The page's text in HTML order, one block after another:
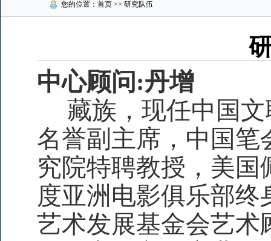
您的位置：首页 >> 研究队伍
中心顾问:丹增
藏族， 现任中国
名誉副主席，中国笔
究院特聘教授，美
度亚洲电影俱乐部
艺术发展基金会艺术